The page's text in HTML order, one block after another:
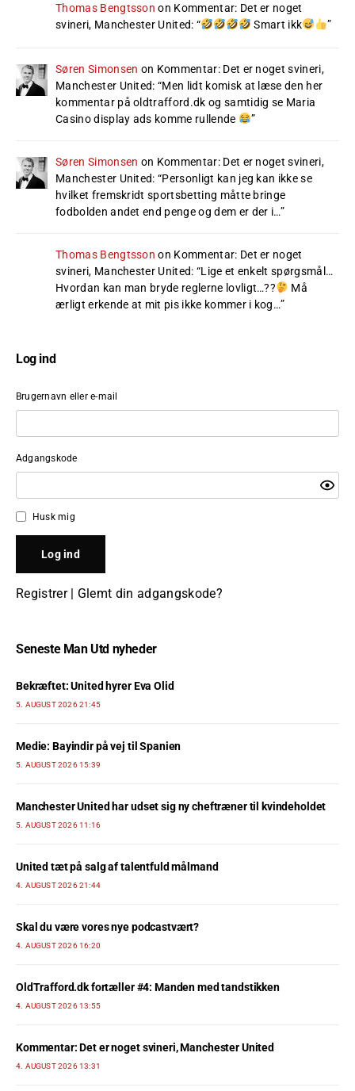
Thomas Bengtsson on Kommentar: Det er noget
svineri, Manchester United: “ Smart ikk ”
Søren Simonsen on Kommentar: Det er noget svineri,
Manchester United: “Men lidt komisk at læse den her
kommentar på oldtrafford.dk og samtidig se Maria
Casino display ads komme rullende
”
Søren Simonsen on Kommentar: Det er noget svineri,
Manchester United: “Personligt kan jeg kan ikke se
hvilket fremskridt sportsbetting måtte bringe
fodbolden andet end penge og dem er der i…”
Thomas Bengtsson on Kommentar: Det er noget
svineri, Manchester United: “Lige et enkelt spørgsmål…
Hvordan kan man bryde reglerne lovligt…??
Må
ærligt erkende at mit pis ikke kommer i kog…”
Log ind
Brugernavn eller e-mail
Adgangskode
Husk mig
Registrer| Glemt din adgangskode?
Seneste Man Utd nyheder
Bekræftet: United hyrer Eva Olid
5. AUGUST 2026 21:45
Medie: Bayindir på vej til Spanien
5. AUGUST 2026 15:39
Manchester United har udset sig ny cheftræner til kvindeholdet
5. AUGUST 2026 11:16
United tæt på salg af talentfuld målmand
4. AUGUST 2026 21:44
Skal du være vores nye podcastvært?
4. AUGUST 2026 16:20
OldTrafford.dk fortæller #4: Manden med tandstikken
4. AUGUST 2026 13:55
Kommentar: Det er noget svineri, Manchester United
4. AUGUST 2026 13:31